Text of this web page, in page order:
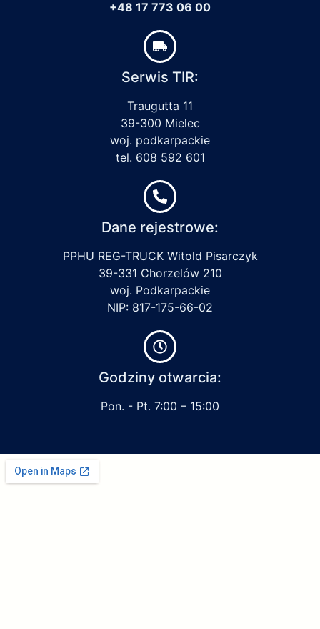
+48 17 773 06 00
Serwis TIR:
Traugutta 11
39-300 Mielec
woj. podkarpackie
tel. 608 592 601
Dane rejestrowe:
PPHU REG-TRUCK Witold Pisarczyk
39-331 Chorzelów 210
woj. Podkarpackie
NIP: 817-175-66-02
Godziny otwarcia:
Pon. - Pt. 7:00 – 15:00